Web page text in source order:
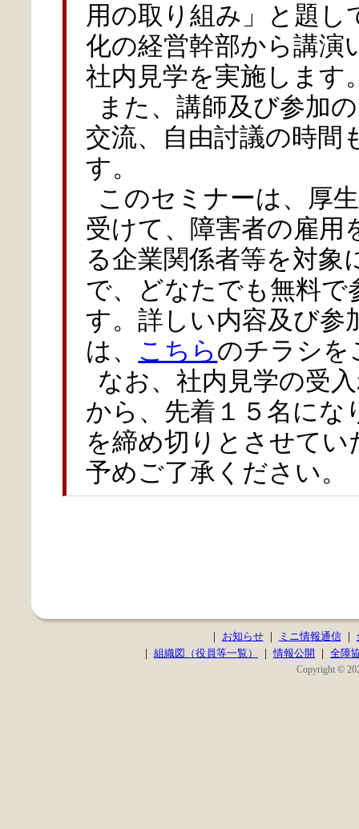
用の取り組み」と題し
化の経営幹部から講演
社内見学を実施します
また、講師及び参加
交流、自由討議の時間
す。
このセミナーは、厚
受けて、障害者の雇用
る企業関係者等を対象
で、どなたでも無料で
す。詳しい内容及び参
は、 こちらのチラシを
なお、社内見学の受
から、先着１５名にな
を締め切りとさせて
予めご了承ください。
｜ お知らせ｜ ミニ情報通信｜
｜ 組織図（役員等一覧） ｜情報公開 ｜ 全障
Copyright ©